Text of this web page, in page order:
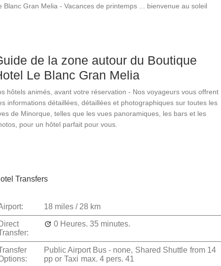
Blanc Gran Melia - Vacances de printemps ... bienvenue au soleil
de la zone autour du Boutique
Le Blanc Gran Melia
hôtels animés, avant votre réservation - Nos voyageurs vous offrent
informations détaillées, détaillées et photographiques sur toutes les
de Minorque, telles que les vues panoramiques, les bars et les
pour un hôtel parfait pour vous.
Transfers
18 miles / 28 km
0 Heures. 35 minutes.
Public Airport Bus - none, Shared Shuttle from 14
pp or Taxi max. 4 pers. 41